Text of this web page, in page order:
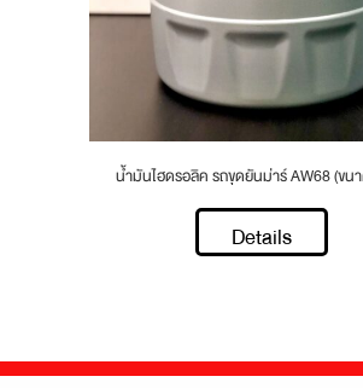
น้ำมันไฮดรอลิค รถขุดยันม่าร์ AW68 (ขน
Details